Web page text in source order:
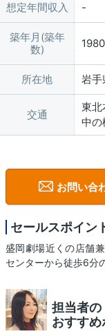
想定年間収入
築年月(築年
数)
所在地 岩
交通
東北
中の
お問い合
セールスポイン
盛岡劇場近くの店舗
センターから徒歩6分
担当者の
おすすめ